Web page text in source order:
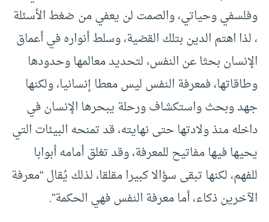
وفلسفي وحياتي، والصمت لن يعفي من ضغط الأسئلة
، لذا اهتم الدين بتلك القضية، وسلط أنواره في أعماق
الإنسان بحثا عن النفس، لتحديد معالمها وحدودها
وطاقاتها، فمعرفة النفس ليس معطا إنسانيا، ولكنها
جهد وبحث واستكشاف ورحلة يبحرها الإنسان في
داخله منذ ولادتها حتى نهايته، قد تمنحه البيئات التي
يحيها فيها مفاتيح للمعرفة، وقد تغلق أمامه أبوابا
للفهم، لكنها تبقى سؤالا كبيرا مقلقا، لذلك يُقال “معرفة
الآخرين ذكاء، أما معرفة النفس فهي الحكمة”.